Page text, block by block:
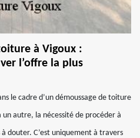
à Vigoux :
l’offre la plus
le cadre d’un démoussage de toiture
autre, la nécessité de procéder à
douter. C’est uniquement à travers